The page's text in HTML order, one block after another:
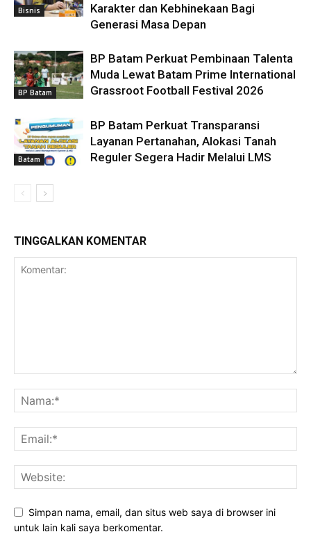
Bisnis
Karakter dan Kebhinekaan Bagi
Generasi Masa Depan
BP Batam
BP Batam Perkuat Pembinaan Talenta
Muda Lewat Batam Prime International
Grassroot Football Festival 2026
Batam
BP Batam Perkuat Transparansi
Layanan Pertanahan, Alokasi Tanah
Reguler Segera Hadir Melalui LMS
TINGGALKAN KOMENTAR
Simpan nama, email, dan situs web saya di browser ini
untuk lain kali saya berkomentar.